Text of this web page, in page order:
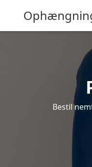
Bestil